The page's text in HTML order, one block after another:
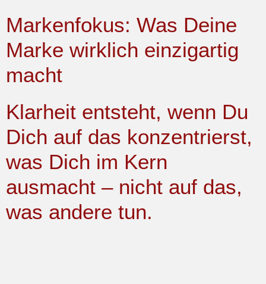
Markenfokus: Was Deine
Marke wirklich einzigartig
macht
Klarheit entsteht, wenn Du
Dich auf das konzentrierst,
was Dich im Kern
ausmacht – nicht auf das,
was andere tun.